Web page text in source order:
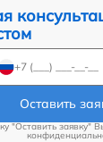
Оставить
"Оставить заявку"